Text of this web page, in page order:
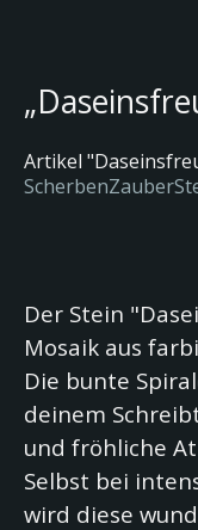
Artikel
Der Stein
Mosaik aus
Die bunte
deinem
und fröhliche
Selbst bei
wird diese